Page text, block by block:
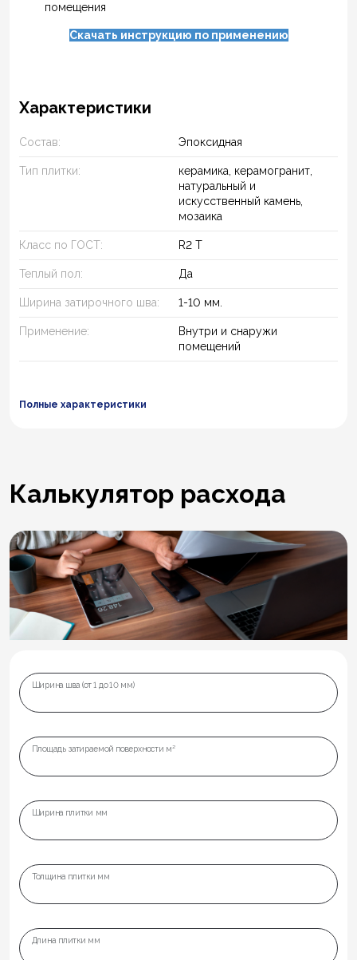
помещения
Скачать инструкцию по применению
Характеристики
Состав: Эпоксидная
Тип плитки:
керамика, керамогранит,
натуральный и
искусственный камень,
мозаика
Класс по ГОСТ: R2 T
Теплый пол: Да
Ширина затирочного шва: 1-10 мм.
Применение:
Внутри и снаружи
помещений
Полные характеристики
Калькулятор расхода
Ширина шва (от 1 до 10 мм)
Площадь затираемой поверхности м²
Ширина плитки мм
Толщина плитки мм
Длина плитки мм